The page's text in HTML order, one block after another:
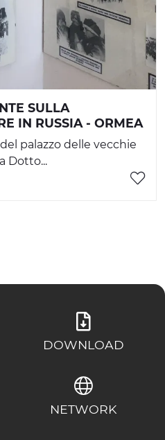
SULLA
IN RUSSIA - ORMEA
palazzo delle vecchie
Dotto...
DOWNLOAD
NETWORK